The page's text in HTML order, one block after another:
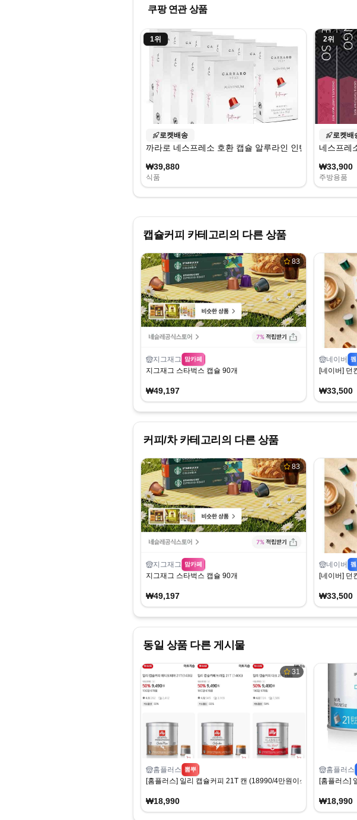
쿠팡 연관 상품
1위
로켓배송
까라로 네스프레소 호환 캡슐 알루라인 인텐소, 5.5g, 10
₩39,880
식품
2위
로켓배
네스프레
₩33,900
주방용품
캡슐커피 카테고리의 다른 상품
83
지그재그 맘카페
지그재그 스타벅스 캡슐 90개
₩49,197
네이버
[네이버] 던
₩33,500
커피/차카테고리의 다른 상품
83
지그재그 맘카페
지그재그 스타벅스 캡슐 90개
₩49,197
네이버
[네이버] 던
₩33,500
동일 상품 다른 게시물
31
홈플러스 뽐뿌
[홈플러스] 일리 캡슐커피 21T 캔 (18990/4만원이상 무료)
₩18,990
홈플러스
[홈플러스]
₩18,990